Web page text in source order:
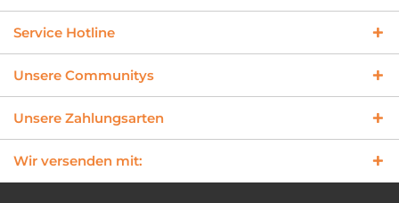
Service Hotline
Unsere Communitys
Unsere Zahlungsarten
Wir versenden mit: